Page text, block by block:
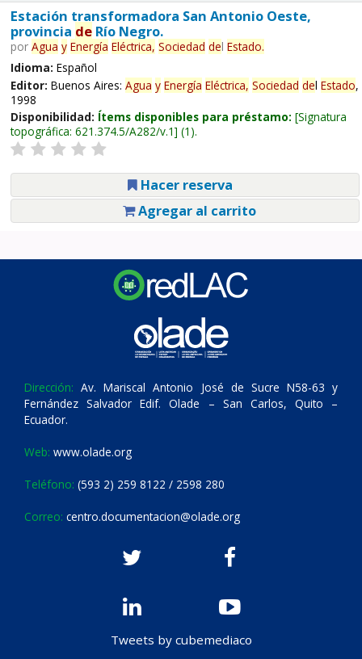
Estación transformadora San Antonio Oeste,
provincia deRío Negro.
por Agua y Energía Eléctrica, Sociedad del Estado.
Idioma: Español
Editor: Buenos Aires: Agua y Energía Eléctrica, Sociedad del Estado,
1998
Disponibilidad: Ítems disponibles para préstamo: Signatura
topográfica: 621.374.5/A282/v.1 (1).
Hacer reserva
Agregar al carrito
Dirección: Av. Mariscal Antonio José de Sucre N58-63 y
Fernández Salvador Edif. Olade – San Carlos, Quito –
Ecuador.
Web: www.olade.org
Teléfono: (593 2) 259 8122 / 2598 280
Correo: centro.documentacion@olade.org
Tweets by cubemediaco